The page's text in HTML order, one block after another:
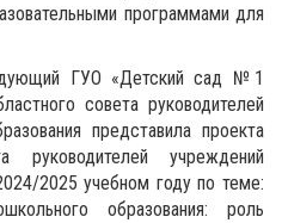
программами для
ГУО «Детский сад №1
совета руководителей
представила проекта
руководителей учреждений
2025 учебном году по теме:
образования: роль